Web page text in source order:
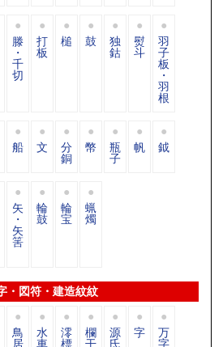
滕
・
千
切
打
板
槌 鼓 独
鈷
熨
斗
羽
子
板
・
羽
根
船 文 分
銅
幣 瓶
子
帆 鉞
矢
・
矢
筈
輪
鼓
輪
宝
蝋
燭
・図符・建造紋紋
鳥
居
水
車
澪
標
欄
干
源
氏
字 万
字